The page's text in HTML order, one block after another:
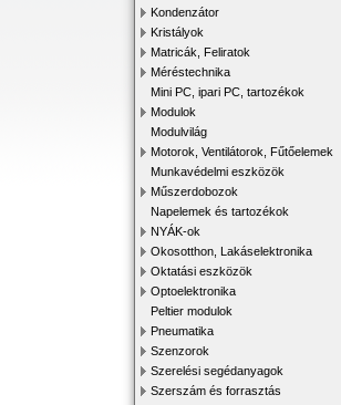
Kondenzátor
Kristályok
Matricák, Feliratok
Méréstechnika
Mini PC, ipari PC, tartozékok
Modulok
Modulvilág
Motorok, Ventilátorok, Fűtőelemek
Munkavédelmi eszközök
Műszerdobozok
Napelemek és tartozékok
NYÁK-ok
Okosotthon, Lakáselektronika
Oktatási eszközök
Optoelektronika
Peltier modulok
Pneumatika
Szenzorok
Szerelési segédanyagok
Szerszám és forrasztás